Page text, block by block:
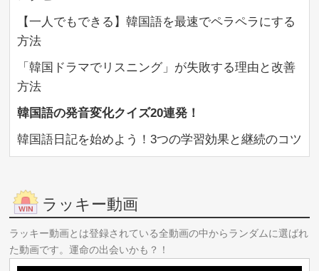
【「アプリで開く」を押してください）】
✅受講生の声
https://www.youtube.com/@koreancoaching
【テキスト】
◆━━━━━━━━━━━━━━━━━━◆
【約6000ページの韓国語教材】と
【372本の動画教材】を、
無料プレゼントします！
╋━━━━━━━━╋
🏆豪華特典1個目🏆
【初級】韓国語講座の教科書
第2回～第43回の全スライド
PDF1522ページ
【一人でもできる】韓国語を最速でペラペラにする
方法
「韓国ドラマでリスニング」が失敗する理由と改善
方法
韓国語の発音変化クイズ20連発！
韓国語日記を始めよう！3つの学習効果と継続のコツ
ラッキー動画
ラッキー動画とは登録されている全動画の中からランダムに選ばれ
た動画です。運命の出会いかも？！